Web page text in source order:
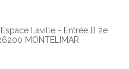
Laville - Entrée B 2e
MONTELIMAR